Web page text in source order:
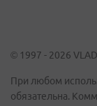
© 1997 - 2026
При любом
обязательна.